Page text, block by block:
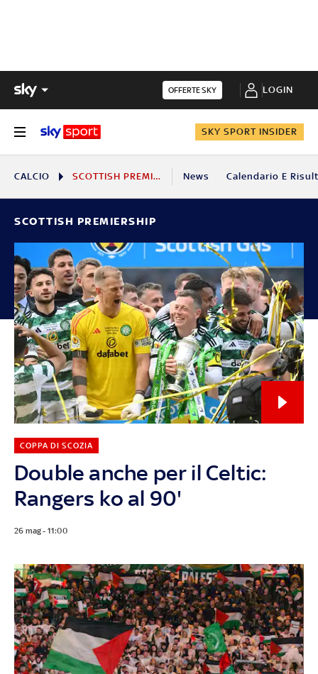
OFFERTE SKY LOGIN
SKY SPORT INSIDER
CALCIO SCOTTISH PREMIERSHIP News Calendario E
SCOTTISH PREMIERSHIP
Double anche per il Celtic:
Rangers ko al 90'
COPPA DI SCOZIA
26 mag - 11:00